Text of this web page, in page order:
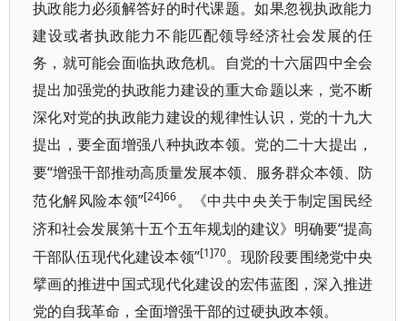
执政能力必须解答好的时代课题。如果忽视执政能力
建设或者执政能力不能匹配领导经济社会发展的任
务，就可能会面临执政危机。自党的十六届四中全会
提出加强党的执政能力建设的重大命题以来，党不断
深化对党的执政能力建设的规律性认识，党的十九大
提出，要全面增强八种执政本领。党的二十大提出，
要“增强干部推动高质量发展本领、服务群众本领、防
范化解风险本领”[24]66。《中共中央关于制定国民经
济和社会发展第十五个五年规划的建议》明确要“提高
干部队伍现代化建设本领”[1]70。现阶段要围绕党中央
擘画的推进中国式现代化建设的宏伟蓝图，深入推进
党的自我革命，全面增强干部的过硬执政本领。